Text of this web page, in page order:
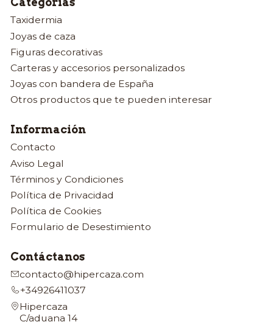
Taxidermia
Joyas de caza
Figuras decorativas
Carteras y accesorios personalizados
Joyas con bandera de España
Otros productos que te pueden interesar
Información
Contacto
Aviso Legal
Términos y Condiciones
Política de Privacidad
Política de Cookies
Formulario de Desestimiento
Contáctanos
contacto@hipercaza.com
+34926411037
Hipercaza
C/aduana 14